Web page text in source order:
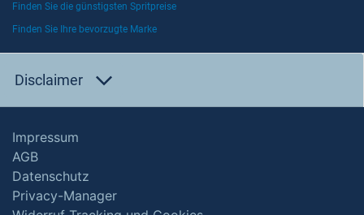
Finden Sie die günstigsten Spritpreise
Finden Sie Ihre bevorzugte Marke
Disclaimer
Impressum
AGB
Datenschutz
Privacy-Manager